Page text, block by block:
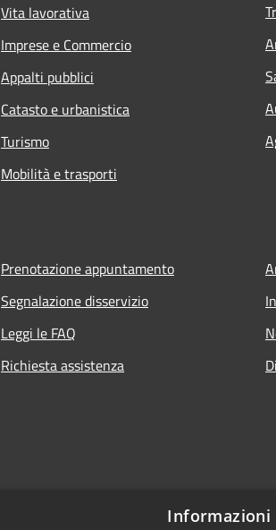
Vita lavorativa
Imprese e Commercio
Appalti pubblici
Catasto e urbanistica
Turismo
Mobilità e trasporti
Prenotazione appuntamento
Segnalazione disservizio
Leggi le FAQ
Richiesta assistenza
Informazioni